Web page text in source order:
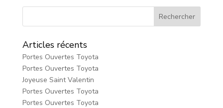
Articles récents
Portes Ouvertes Toyota
Portes Ouvertes Toyota
Joyeuse Saint Valentin
Portes Ouvertes Toyota
Portes Ouvertes Toyota